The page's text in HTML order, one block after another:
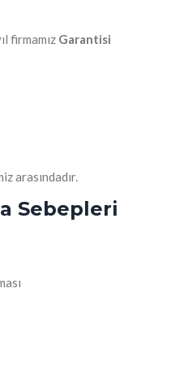
firmamız Garantisi
arasındadır.
Sebepleri